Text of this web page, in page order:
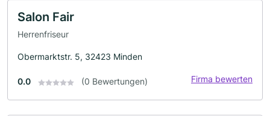
Salon Fair
Herrenfriseur
Obermarktstr. 5, 32423 Minden
0.0 (0 Bewertungen) Firma bewerten